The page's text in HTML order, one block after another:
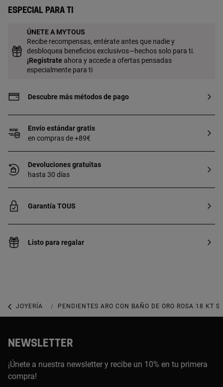
joya.
Especial para ti
ÚNETE A MYTOUS
Recibe recompensas, entérate antes que nadie y
desbloquea beneficios exclusivos—hechos solo para ti.
¡Regístrate ahora y accede a ofertas pensadas
especialmente para ti
Descubre más métodos de pago
Envío estándar gratis
en compras de +89€
Devoluciones gratuitas
hasta 30 días
Garantía TOUS
Listo para regalar
JOYERÍA JOYAS DE PLATA 925
PENDIENTES ARO CON BAÑO DE ORO ROSA 18 KT
NEWSLETTER
¡Únete a nuestra newsletter y recibe un 10% en tu primera
compra!